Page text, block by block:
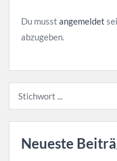
Du musst angemeldet
abzugeben.
Neueste